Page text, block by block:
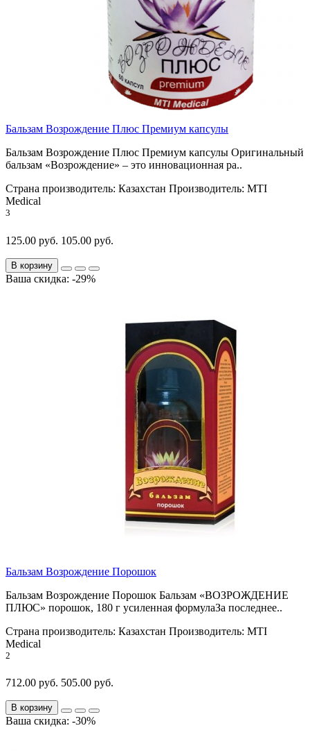
Бальзам Возрождение Плюс Премиум капсулы
Бальзам Возрождение Плюс Премиум капсулы Оригинальный
бальзам «Возрождение» – это инновационная ра..
Страна производитель: Казахстан Производитель: MTI
Medical
3
125.00 руб. 105.00 руб.
В корзину
Ваша скидка: -29%
Бальзам Возрождение Порошок
Бальзам Возрождение Порошок Бальзам «ВОЗРОЖДЕНИЕ
ПЛЮС» порошок, 180 г усиленная формулаЗа последнее..
Страна производитель: Казахстан Производитель: MTI
Medical
2
712.00 руб. 505.00 руб.
В корзину
Ваша скидка: -30%